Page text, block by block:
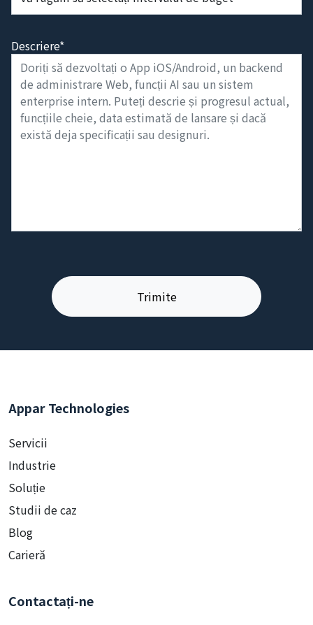
Descriere*
Appar Technologies
Servicii
Industrie
Soluție
Studii de caz
Blog
Carieră
Contactați-ne